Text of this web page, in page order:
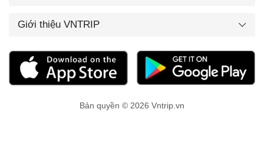
Giới thiệu VNTRIP
Bản quyền © 2026 Vntrip.vn